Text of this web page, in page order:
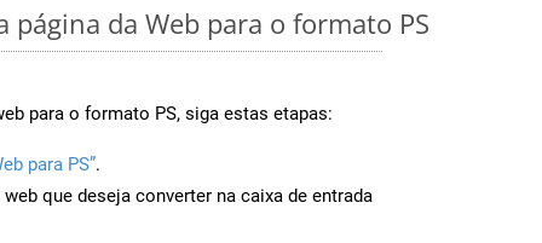
da Web para o formato PS
para o formato PS, siga estas etapas:
para PS”.
que deseja converter na caixa de entrada